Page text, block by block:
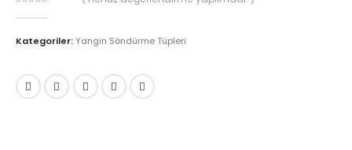
Kategoriler:Yangın Söndürme Tüpleri